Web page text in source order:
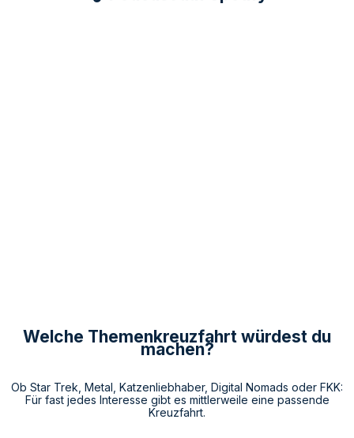
Welche Themenkreuzfahrt würdest du
machen?
Ob Star Trek, Metal, Katzenliebhaber, Digital Nomads oder FKK:
Für fast jedes Interesse gibt es mittlerweile eine passende
Kreuzfahrt.